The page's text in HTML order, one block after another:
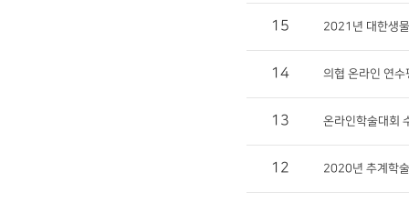
15 2021년 대한생
14 의협 온라인 연수
13 온라인학술대회
12 2020년 추계학